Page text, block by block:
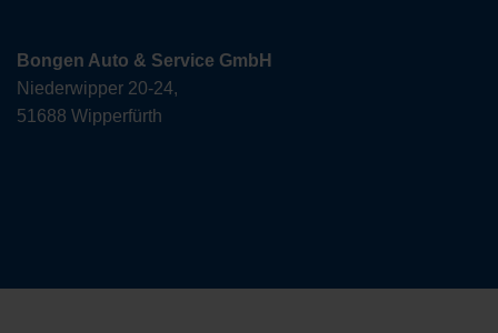
Bongen Auto & Service GmbH
Niederwipper 20-24,
51688 Wipperfürth